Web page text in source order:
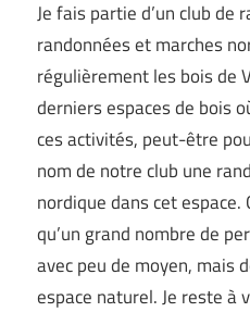
Je fais partie d’un club de
randonnées et marches
régulièrement les bois de
derniers espaces de bois
ces activités, peut-être
nom de notre club une
nordique dans cet
qu’un grand nombre de
avec peu de moyen, mais
espace naturel. Je reste à